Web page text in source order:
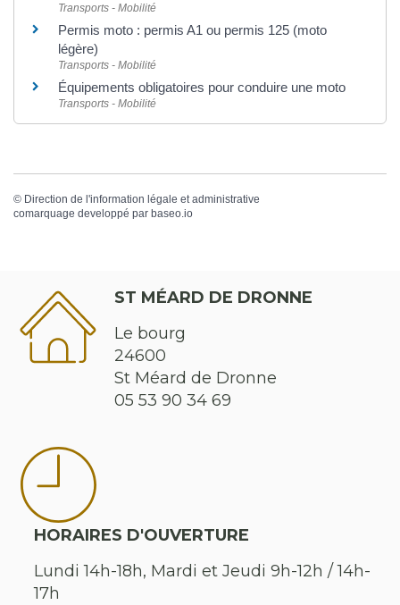
Transports - Mobilité
Permis moto : permis A1 ou permis 125 (moto
légère)
Transports - Mobilité
Équipements obligatoires pour conduire une moto
Transports - Mobilité
© Direction de l'information légale et administrative
comarquage developpé par baseo.io
ST MÉARD DE DRONNE
Le bourg
24600
St Méard de Dronne
05 53 90 34 69
HORAIRES D'OUVERTURE
Lundi 14h-18h, Mardi et Jeudi 9h-12h / 14h-
17h